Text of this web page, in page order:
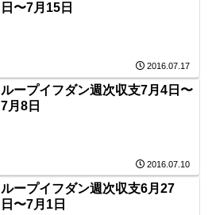
日〜7月15日
2016.07.17
ループイフダン週次収支7月4日〜
7月8日
2016.07.10
ループイフダン週次収支6月27
日〜7月1日